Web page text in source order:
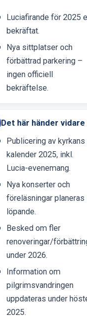
Luciafirande för 2025
bekräftat.
Nya sittplatser och
förbättrad parkering –
ingen officiell
bekräftelse.
Det här händer vidare
Publicering av kyrkans
kalender 2025, inkl.
Lucia-evenemang.
Nya konserter och
föreläsningar planeras
löpande.
Besked om fler
renoveringar/
under 2026.
Information om
pilgrimsvandringen
uppdateras under
2025.